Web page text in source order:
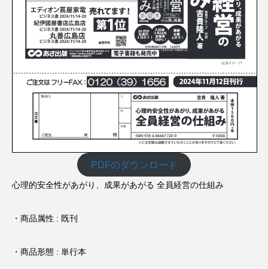
PDFのダウンロード
心理的安全性があがり、成果があがる 全員経営の仕組み
・商品属性 : 既刊
・商品形態 : 単行本